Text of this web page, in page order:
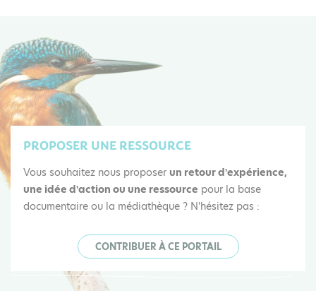
PROPOSER UNE RESSOURCE
Vous souhaitez nous proposer un retour d'expérience,
une idée d'action ou une ressource pour la base
documentaire ou la médiathèque ? N'hésitez pas :
CONTRIBUER À CE PORTAIL